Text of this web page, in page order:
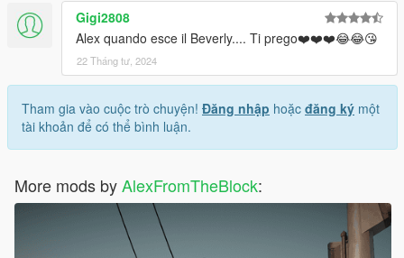
Gigi2808
Alex quando esce il Beverly.... Ti prego❤️❤️❤️😂😂😘
22 Tháng tư, 2024
Tham gia vào cuộc trò chuyện! Đăng nhập hoặc đăng ký một
tài khoản để có thể bình luận.
More mods byAlexFromTheBlock: